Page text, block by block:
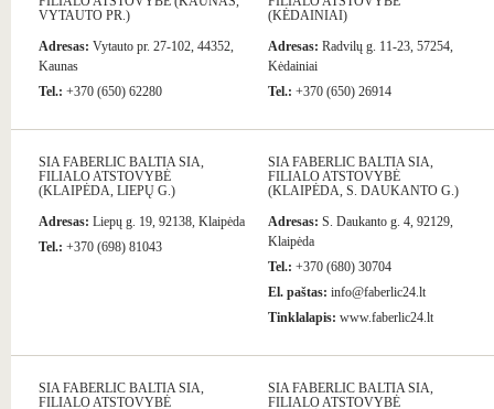
VYTAUTO PR.)
Adresas: Vytauto pr. 27-102, 44352,
Kaunas
Tel.: +370 (650) 62280
(KĖDAINIAI)
Adresas: Radvilų g. 11-23, 57254,
Kėdainiai
Tel.: +370 (650) 26914
SIA FABERLIC BALTIA SIA,
FILIALO ATSTOVYBĖ
(KLAIPĖDA, LIEPŲ G.)
Adresas: Liepų g. 19, 92138, Klaipėda
Tel.: +370 (698) 81043
SIA FABERLIC BALTIA SIA,
FILIALO ATSTOVYBĖ
(KLAIPĖDA, S. DAUKANTO G.)
Adresas: S. Daukanto g. 4, 92129,
Klaipėda
Tel.: +370 (680) 30704
El. paštas: info@faberlic24.lt
Tinklalapis: www.faberlic24.lt
SIA FABERLIC BALTIA SIA,
FILIALO ATSTOVYBĖ
SIA FABERLIC BALTIA SIA,
FILIALO ATSTOVYBĖ